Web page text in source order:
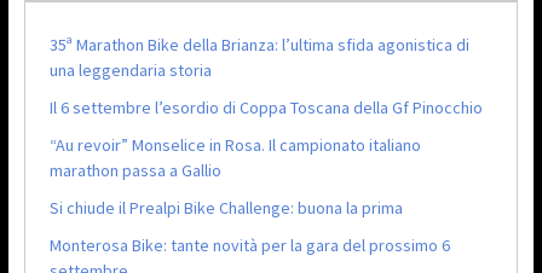
35ª Marathon Bike della Brianza: l’ultima sfida agonistica di
una leggendaria storia
Il 6 settembre l’esordio di Coppa Toscana della Gf Pinocchio
“Au revoir” Monselice in Rosa. Il campionato italiano
marathon passa a Gallio
Si chiude il Prealpi Bike Challenge: buona la prima
Monterosa Bike: tante novità per la gara del prossimo 6